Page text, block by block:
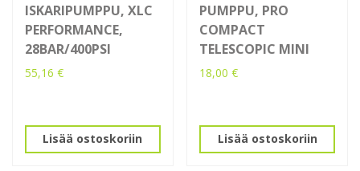
ISKARIPUMPPU, XLC
PERFORMANCE,
28BAR/400PSI
55,16 €
Lisää ostoskoriin
PUMPPU, PRO
COMPACT
TELESCOPIC MINI
18,00€
Lisää ostoskoriin